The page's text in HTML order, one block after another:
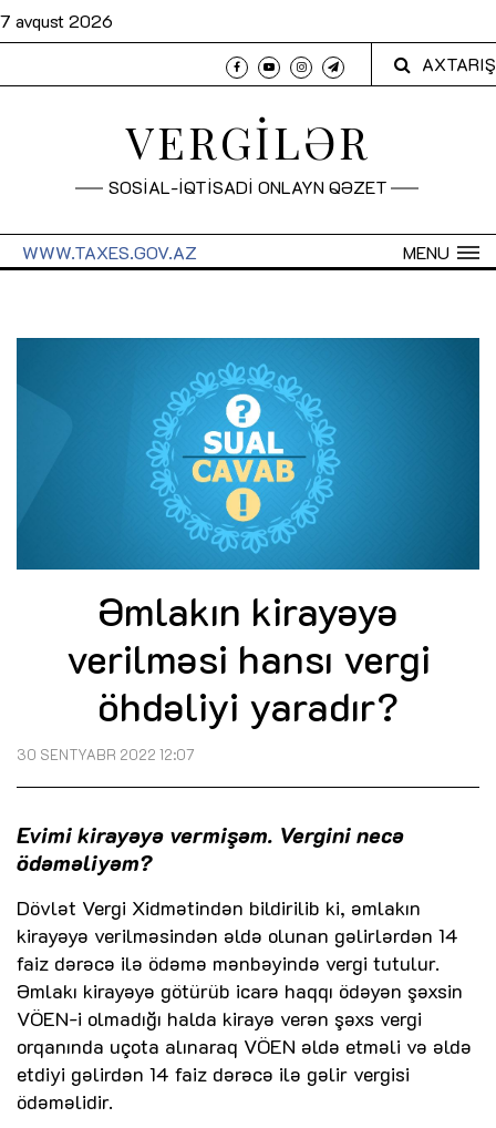
7 avqust 2026
AXTARIŞ
VERGİLƏR
SOSİAL-İQTİSADİ ONLAYN QƏZET
MENU
WWW.TAXES.GOV.AZ
Əmlakın kirayəyə
verilməsi hansı vergi
öhdəliyi yaradır?
30 SENTYABR 2022 12:07
Evimi kirayəyə vermişəm. Vergini necə
ödəməliyəm?
Dövlət Vergi Xidmətindən bildirilib ki, əmlakın
kirayəyə verilməsindən əldə olunan gəlirlərdən 14
faiz dərəcə ilə ödəmə mənbəyində vergi tutulur.
Əmlakı kirayəyə götürüb icarə haqqı ödəyən şəxsin
VÖEN-i olmadığı halda kirayə verən şəxs vergi
orqanında uçota alınaraq VÖEN əldə etməli və əldə
etdiyi gəlirdən 14 faiz dərəcə ilə gəlir vergisi
ödəməlidir.